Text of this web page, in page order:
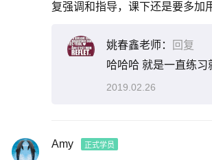
复强调和指导，课下还是要多加
姚春鑫老师：
回复
哈哈哈 就是一直练习
2019.02.26
Amy 正式学员